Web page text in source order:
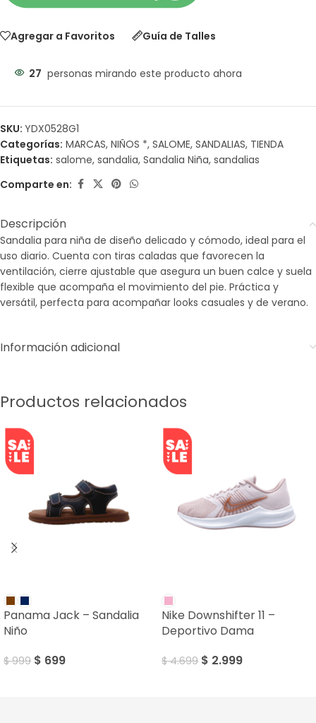
Agregar a Favoritos Guía de Talles
27 personas mirando este producto ahora
SKU: YDX0528G1
Categorías: MARCAS, NIÑOS *, SALOME, SANDALIAS, TIENDA
Etiquetas: salome, sandalia, Sandalia Niña, sandalias
Comparte en:
Descripción
Sandalia para niña de diseño delicado y cómodo, ideal para el
uso diario. Cuenta con tiras caladas que favorecen la
ventilación, cierre ajustable que asegura un buen calce y suela
flexible que acompaña el movimiento del pie. Práctica y
versátil, perfecta para acompañar looks casuales y de verano.
Información adicional
Productos relacionados
Panama Jack – Sandalia
Niño
$999 $ 699
Nike Downshifter 11 –
Deportivo Dama
$4.699 $ 2.999